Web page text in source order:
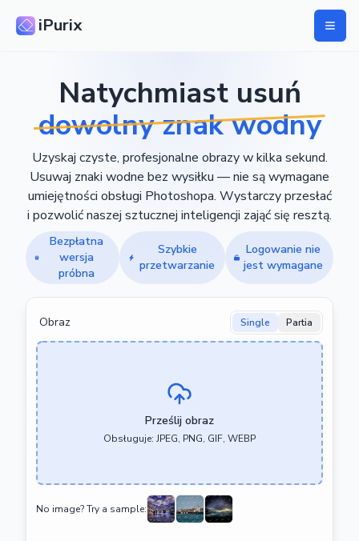
iPurix
Natychmiast usuń
dowolny znak wodny
Uzyskaj czyste, profesjonalne obrazy w kilka sekund.
Usuwaj znaki wodne bez wysiłku — nie są wymagane
umiejętności obsługi Photoshopa. Wystarczy przesłać
i pozwolić naszej sztucznej inteligencji zająć się resztą.
Bezpłatna
wersja
próbna
Szybkie
przetwarzanie
Logowanie nie
jest wymagane
Obraz Single Partia
Prześlij obraz
Obsługuje: JPEG, PNG, GIF, WEBP
No image? Try a sample: